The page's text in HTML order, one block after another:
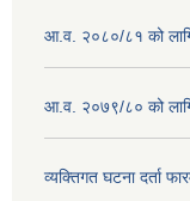
आ.व. २०८०/८१ को लागि
आ.व. २०७९/८० को लागि
व्यक्तिगत घटना दर्ता